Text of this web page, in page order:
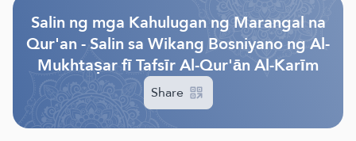
Salin ng mga Kahulugan ng Marangal na
Qur'an - Salin sa Wikang Bosniyano ng Al-
Mukhtaṣar fī Tafsīr Al-Qur'ān Al-Karīm
Share